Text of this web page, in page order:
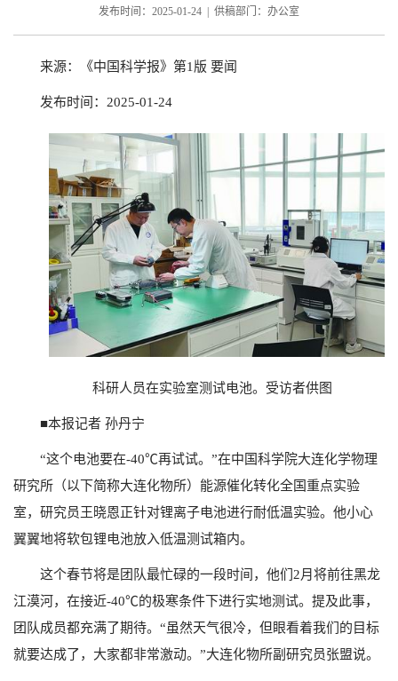
发布时间：2025-01-24 | 供稿部门：办公室
来源：《中国科学报》第1版 要闻
发布时间：2025-01-24
科研人员在实验室测试电池。受访者供图
■本报记者 孙丹宁
“这个电池要在-40℃再试试。”在中国科学院大连化学物理
研究所（以下简称大连化物所）能源催化转化全国重点实验
室，研究员王晓恩正针对锂离子电池进行耐低温实验。他小心
翼翼地将软包锂电池放入低温测试箱内。
这个春节将是团队最忙碌的一段时间，他们2月将前往黑龙
江漠河，在接近-40℃的极寒条件下进行实地测试。提及此事，
团队成员都充满了期待。“虽然天气很冷，但眼看着我们的目标
就要达成了，大家都非常激动。”大连化物所副研究员张盟说。